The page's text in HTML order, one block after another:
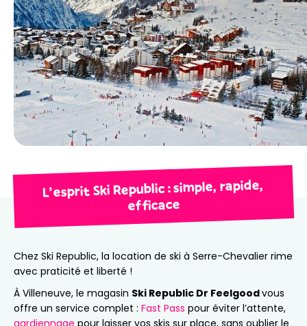
L’esprit Ski Republic : simple, rapide,
efficace
Chez Ski Republic, la location de ski à Serre-Chevalier rime
avec praticité et liberté !
À Villeneuve, le magasin Ski Republic Dr Feelgoodvous
offre un service complet : Fast Pass pour éviter l’attente,
gardiennage pour laisser vos skis sur place, sans oublier le